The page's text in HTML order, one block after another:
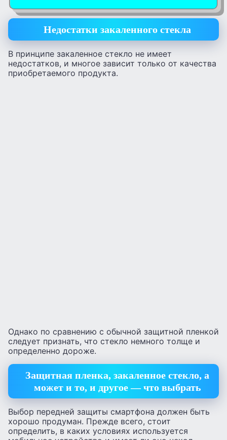
Недостатки закаленного стекла
В принципе закаленное стекло не имеет
недостатков, и многое зависит только от качества
приобретаемого продукта.
Однако по сравнению с обычной защитной пленкой
следует признать, что стекло немного толще и
определенно дороже.
Защитная пленка, закаленное стекло, а
может и то, и другое — что выбрать
Выбор передней защиты смартфона должен быть
хорошо продуман. Прежде всего, стоит
определить, в каких условиях используется